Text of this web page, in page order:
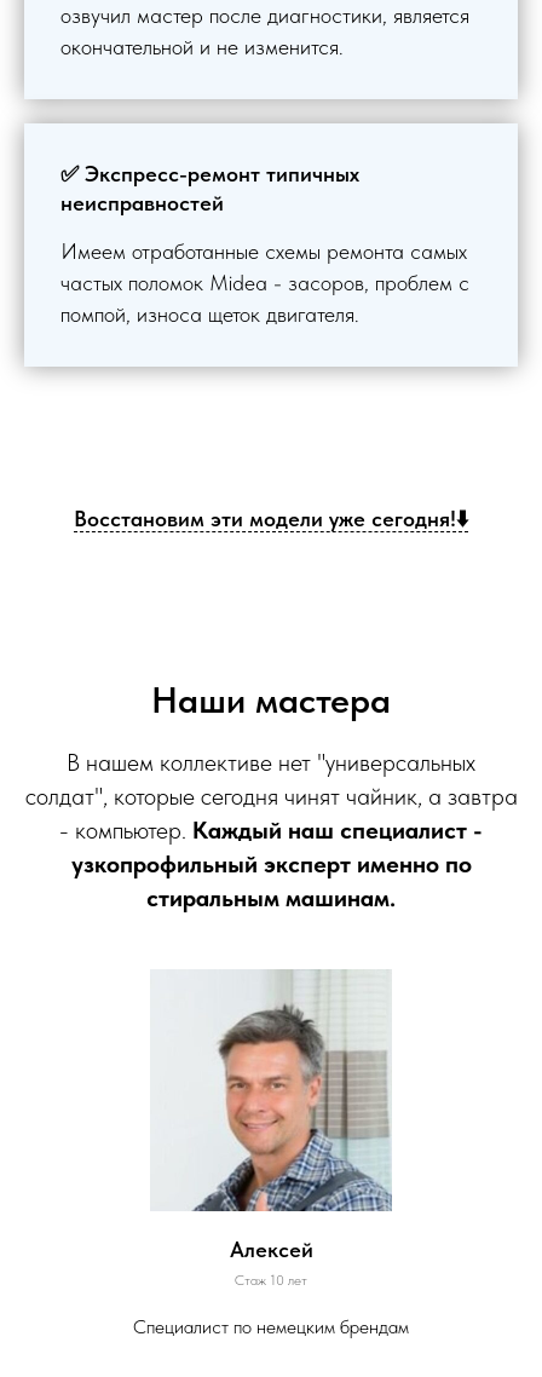
озвучил мастер после диагностики, является
окончательной и не изменится.
✅ Экспресс-ремонт типичных
неисправностей
Имеем отработанные схемы ремонта самых
частых поломок Midea - засоров, проблем с
помпой, износа щеток двигателя.
Восстановим эти модели уже сегодня!⬇️
Наши мастера
В нашем коллективе нет "универсальных
солдат", которые сегодня чинят чайник, а завтра
- компьютер. Каждый наш специалист -
узкопрофильный эксперт именно по
стиральным машинам.
Алексей
Стаж 10 лет
Специалист по немецким брендам